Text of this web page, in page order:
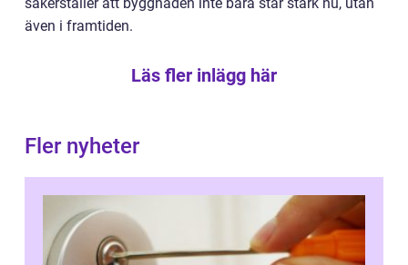
även i framtiden.
Läs fler inlägg här
Fler nyheter